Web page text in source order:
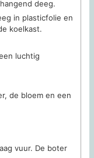
deeg.
in plasticfolie en
koelkast.
luchtig
de bloem en een
vuur. De boter